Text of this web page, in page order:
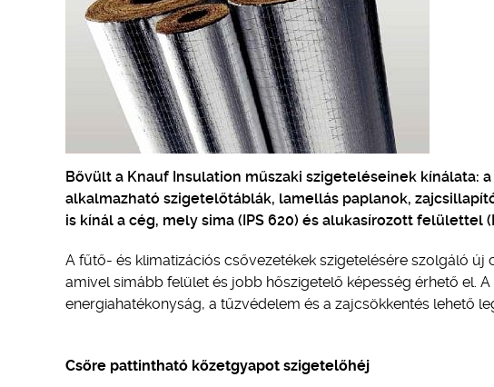
Bővült a Knauf Insulation műszaki szigeteléseinek kínálata:
alkalmazható szigetelőtáblák, lamellás paplanok,
is kínál a cég, mely sima (IPS 620) és alukasírozott felülettel
A fűtő- és klimatizációs csővezetékek szigetelésére szolgáló
amivel simább felület és jobb hőszigetelő képesség érhető el.
energiahatékonyság, a tűzvédelem és a zajcsökkentés lehető
Csőre pattintható kőzetgyapot szigetelőhéj